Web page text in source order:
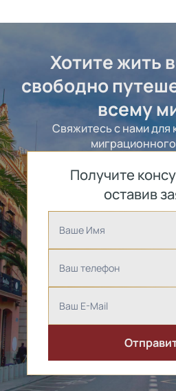
Хотите жить
свободно
всему
Свяжитесь с нами для
Получите
оставив